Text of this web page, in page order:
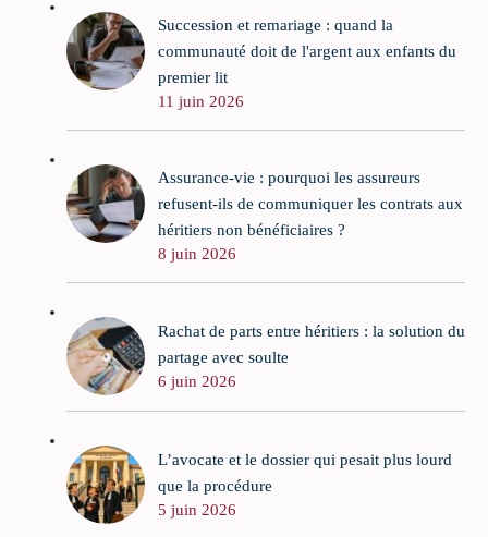
Succession et remariage : quand la
communauté doit de l'argent aux enfants du
premier lit
11 juin 2026
Assurance-vie : pourquoi les assureurs
refusent-ils de communiquer les contrats aux
héritiers non bénéficiaires ?
8 juin 2026
Rachat de parts entre héritiers : la solution du
partage avec soulte
6 juin 2026
L’avocate et le dossier qui pesait plus lourd
que la procédure
5 juin 2026